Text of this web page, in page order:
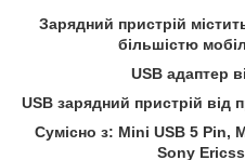
Зарядний пристрій
більшістю
USB адаптер
USB зарядний пристрій від
Сумісно з: Mini USB 5 Pin,
Sony